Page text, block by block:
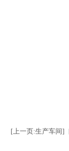
[上一页:生产车间]